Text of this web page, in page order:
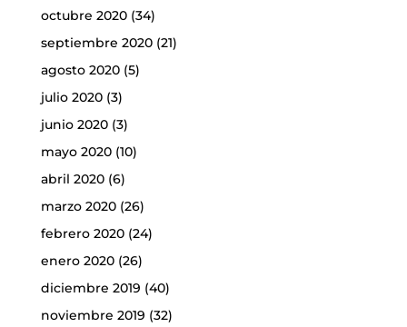
octubre 2020(34)
septiembre 2020(21)
agosto 2020(5)
julio 2020(3)
junio 2020(3)
mayo 2020(10)
abril 2020(6)
marzo 2020(26)
febrero 2020(24)
enero 2020(26)
diciembre 2019 (40)
noviembre 2019 (32)